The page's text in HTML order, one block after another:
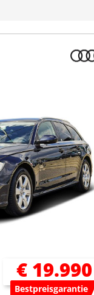
€ 19.990
Bestpreisgarantie